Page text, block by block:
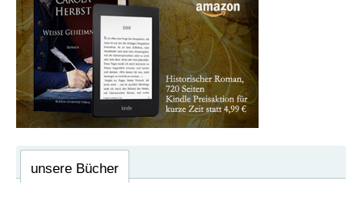
unsere Bücher